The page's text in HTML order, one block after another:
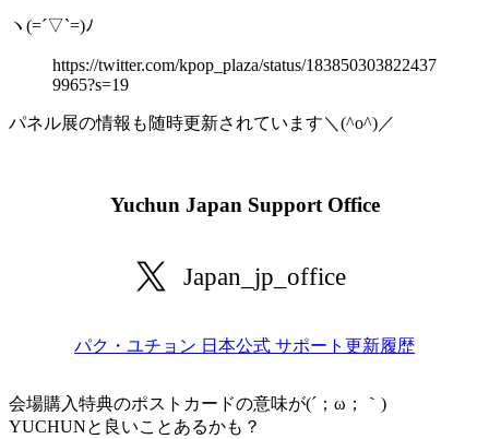
ヽ(=´▽`=)ﾉ
https://twitter.com/kpop_plaza/status/183850303822437
9965?s=19
パネル展の情報も随時更新されています＼(^o^)／
Yuchun Japan Support Office
Japan_jp_office
パク・ユチョン 日本公式 サポート更新履歴
会場購入特典のポストカードの意味が(´；ω；｀)
YUCHUNと良いことあるかも？